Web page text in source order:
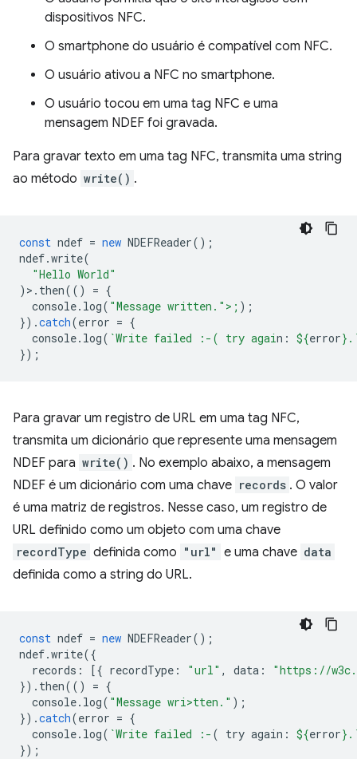
dispositivos NFC.
O smartphone do usuário é compatível com NFC.
O usuário ativou a NFC no smartphone.
O usuário tocou em uma tag NFC e uma
mensagem NDEF foi gravada.
Para gravar texto em uma tag NFC, transmita uma string
ao método write() .
const ndef = new NDEFReader();
ndef.write(
"Hello World"
)>. then(() = {
console. log( "Message written.">; );
}).catch(error = {
console. log( `Write failed :-( try again: ${error}
});
Para gravar um registro de URL em uma tag NFC,
transmita um dicionário que represente uma mensagem
NDEF para write() . No exemplo abaixo, a mensagem
NDEF é um dicionário com uma chave records . O valor
é uma matriz de registros. Nesse caso, um registro de
URL definido como um objeto com uma chave
recordType definida como "url" e uma chave data
definida como a string do URL.
const ndef = new NDEFReader();
ndef.write({
records : [{ recordType : "url" , data :
"https://
}). then(() = {
console. log( "Message wri>tten." );
}).catch(error = {
console. log( `Write failed :- ( try again: ${error}
});